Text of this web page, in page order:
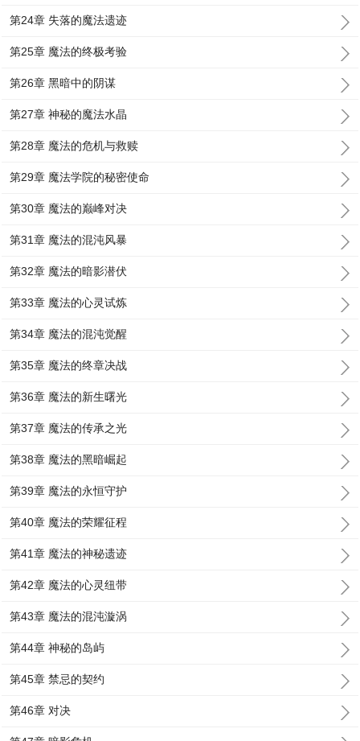
第24章 失落的魔法遗迹
第25章 魔法的终极考验
第26章 黑暗中的阴谋
第27章 神秘的魔法水晶
第28章 魔法的危机与救赎
第29章 魔法学院的秘密使命
第30章 魔法的巅峰对决
第31章 魔法的混沌风暴
第32章 魔法的暗影潜伏
第33章 魔法的心灵试炼
第34章 魔法的混沌觉醒
第35章 魔法的终章决战
第36章 魔法的新生曙光
第37章 魔法的传承之光
第38章 魔法的黑暗崛起
第39章 魔法的永恒守护
第40章 魔法的荣耀征程
第41章 魔法的神秘遗迹
第42章 魔法的心灵纽带
第43章 魔法的混沌漩涡
第44章 神秘的岛屿
第45章 禁忌的契约
第46章 对决